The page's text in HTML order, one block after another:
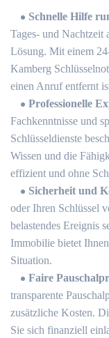
Schnelle Hilfe
Tages- und Nachtzeit
Lösung.​ Mit einem
Kamberg
einen Anruf entfernt
Professionelle
Fachkenntnisse und
Schlüsseldienste
Wissen und die
effizient und ohne
Sicherheit und
oder Ihren Schlüssel
belastendes Ereignis
Immobilie bietet
Situation.
Faire
transparente
zusätzliche Kosten.​
Sie sich finanziell